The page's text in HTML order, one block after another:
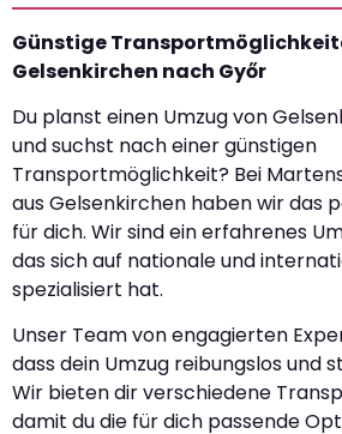
Günstige
Gelsenkirchen nach Győr
Du planst einen Umzug von
und suchst nach einer günstigen
Transportmöglichkeit? Bei
aus Gelsenkirchen haben wir das
für dich. Wir sind ein erfahrenes
das sich auf nationale und
spezialisiert hat.
Unser Team von engagierten
dass dein Umzug reibungslos und
Wir bieten dir verschiedene
damit du die für dich passende